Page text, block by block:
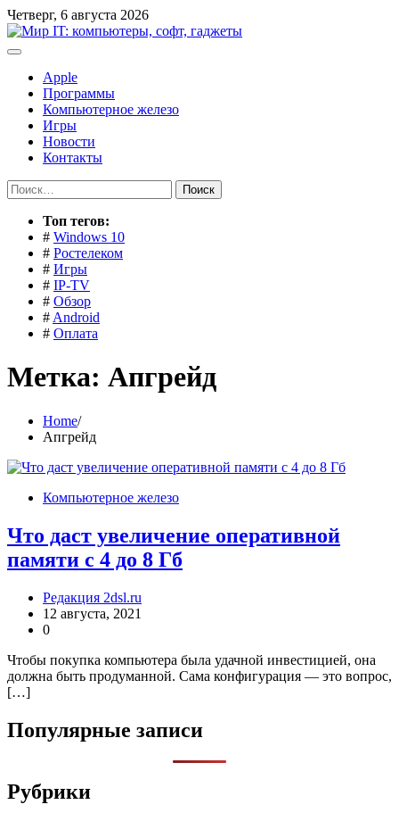
Перейти
к
содержимому
Четверг, 6 августа 2026
Apple
Программы
Компьютерное железо
Игры
Новости
Контакты
Найти:
Toп тегов:
# Windows 10
# Ростелеком
# Игры
# IP-TV
# Обзор
# Android
# Оплата
Метка: Апгрейд
Home
Апгрейд
Компьютерное железо
Что даст увеличение оперативной
памяти с 4 до 8 Гб
Редакция 2dsl.ru
12 августа, 2021
0
Чтобы покупка компьютера была удачной инвестицией, она
должна быть продуманной. Сама конфигурация — это вопрос,
[…]
Популярные записи
Рубрики